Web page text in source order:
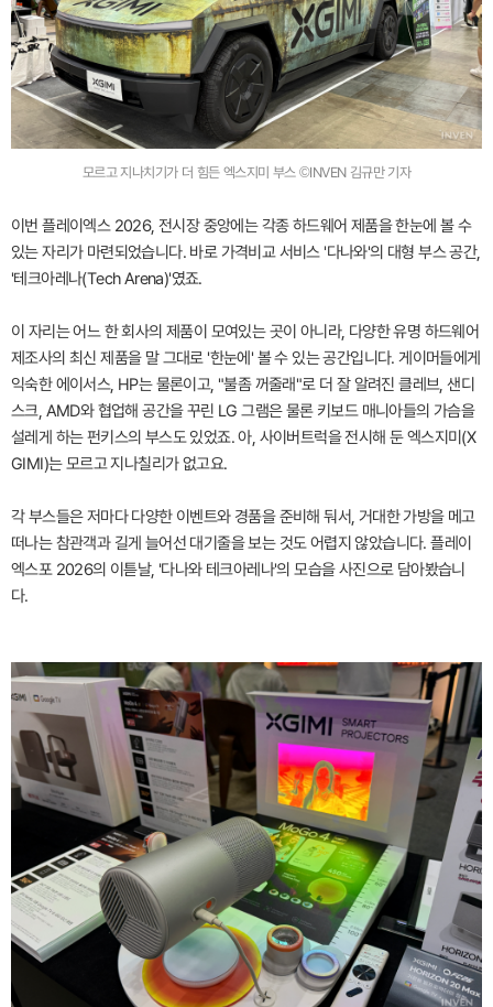
모르고 지나치기가 더 힘든 엑스지미 부스 ©INVEN 김규만 기자
이번 플레이엑스 2026, 전시장 중앙에는 각종 하드웨어 제품을 한눈에 볼 수
있는 자리가 마련되었습니다. 바로 가격비교 서비스 '다나와'의 대형 부스 공간,
'테크아레나(Tech Arena)'였죠.
이 자리는 어느 한 회사의 제품이 모여있는 곳이 아니라, 다양한 유명 하드웨어
제조사의 최신 제품을 말 그대로 '한눈에' 볼 수 있는 공간입니다. 게이머들에게
익숙한 에이서스, HP는 물론이고, "불좀 꺼줄래"로 더 잘 알려진 클레브, 샌디
스크, AMD와 협업해 공간을 꾸린 LG 그램은 물론 키보드 매니아들의 가슴을
설레게 하는 펀키스의 부스도 있었죠. 아, 사이버트럭을 전시해 둔 엑스지미(X
GIMI)는 모르고 지나칠리가 없고요.
각 부스들은 저마다 다양한 이벤트와 경품을 준비해 둬서, 거대한 가방을 메고
떠나는 참관객과 길게 늘어선 대기줄을 보는 것도 어렵지 않았습니다. 플레이
엑스포 2026의 이튿날, '다나와 테크아레나'의 모습을 사진으로 담아봤습니
다.